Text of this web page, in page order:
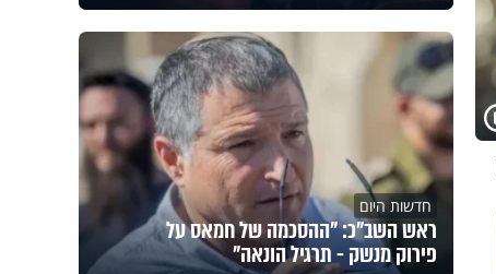
חדשות היום
ראש השב"כ: "ההסכמה של חמאס על
פירוק מנשק - תרגיל הונאה"